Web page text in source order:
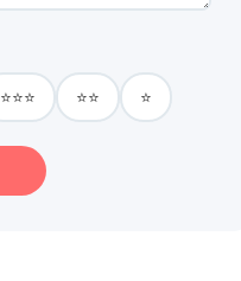
⭐⭐⭐ ⭐⭐ ⭐